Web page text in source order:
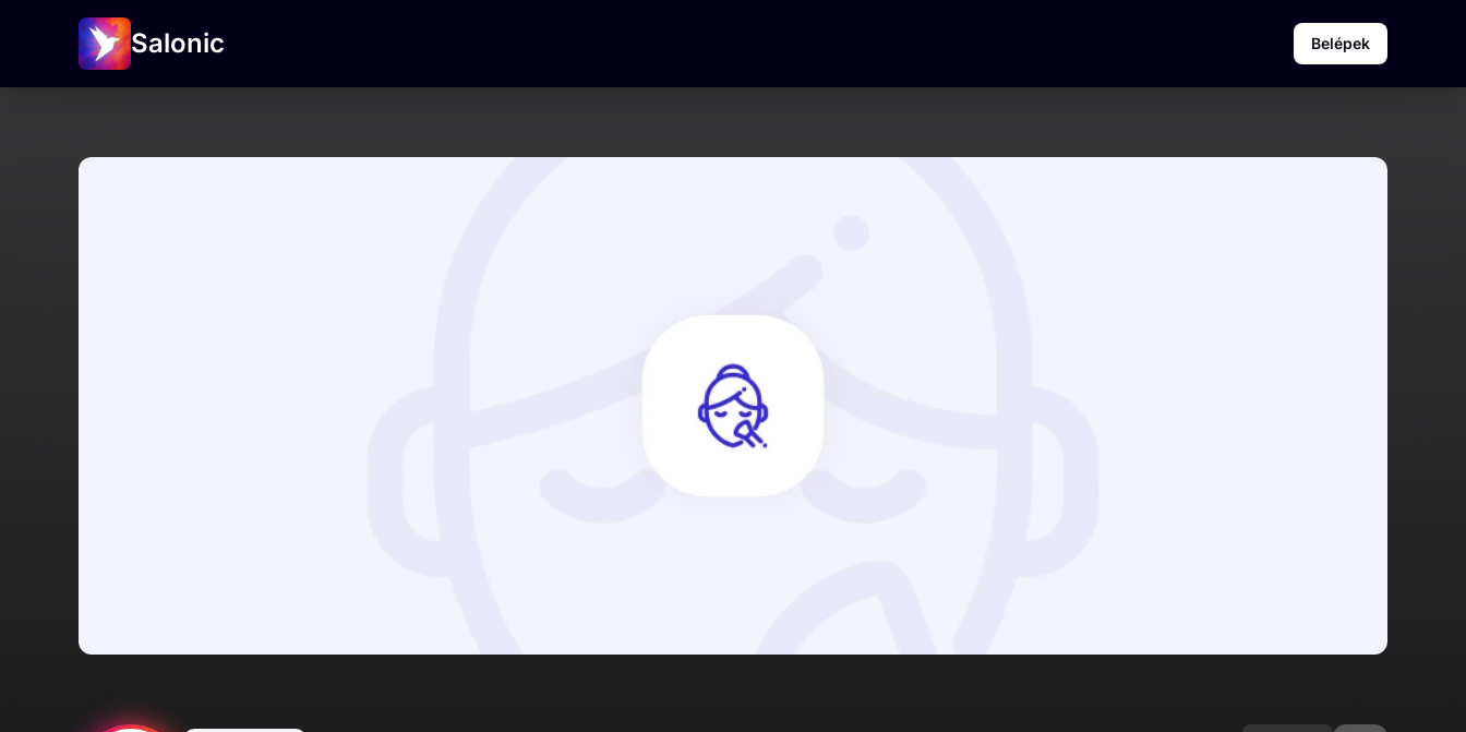
Salonic Belépek